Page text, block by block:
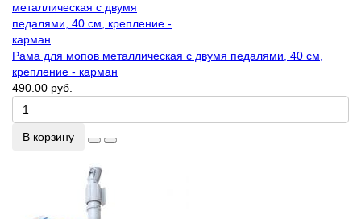
Рама для мопов металлическая с двумя педалями, 40 см,
крепление - карман
490.00 руб.
В корзину